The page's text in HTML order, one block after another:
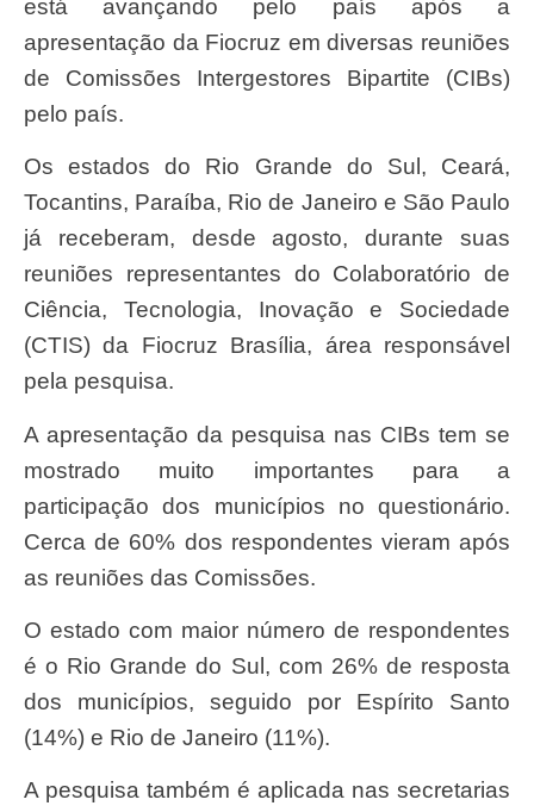
está avançando pelo país após a
apresentação da Fiocruz em diversas reuniões
de Comissões Intergestores Bipartite (CIBs)
pelo país.
Os estados do Rio Grande do Sul, Ceará,
Tocantins, Paraíba, Rio de Janeiro e São Paulo
já receberam, desde agosto, durante suas
reuniões representantes do Colaboratório de
Ciência, Tecnologia, Inovação e Sociedade
(CTIS) da Fiocruz Brasília, área responsável
pela pesquisa.
A apresentação da pesquisa nas CIBs tem se
mostrado muito importantes para a
participação dos municípios no questionário.
Cerca de 60% dos respondentes vieram após
as reuniões das Comissões.
O estado com maior número de respondentes
é o Rio Grande do Sul, com 26% de resposta
dos municípios, seguido por Espírito Santo
(14%) e Rio de Janeiro (11%).
A pesquisa também é aplicada nas secretarias